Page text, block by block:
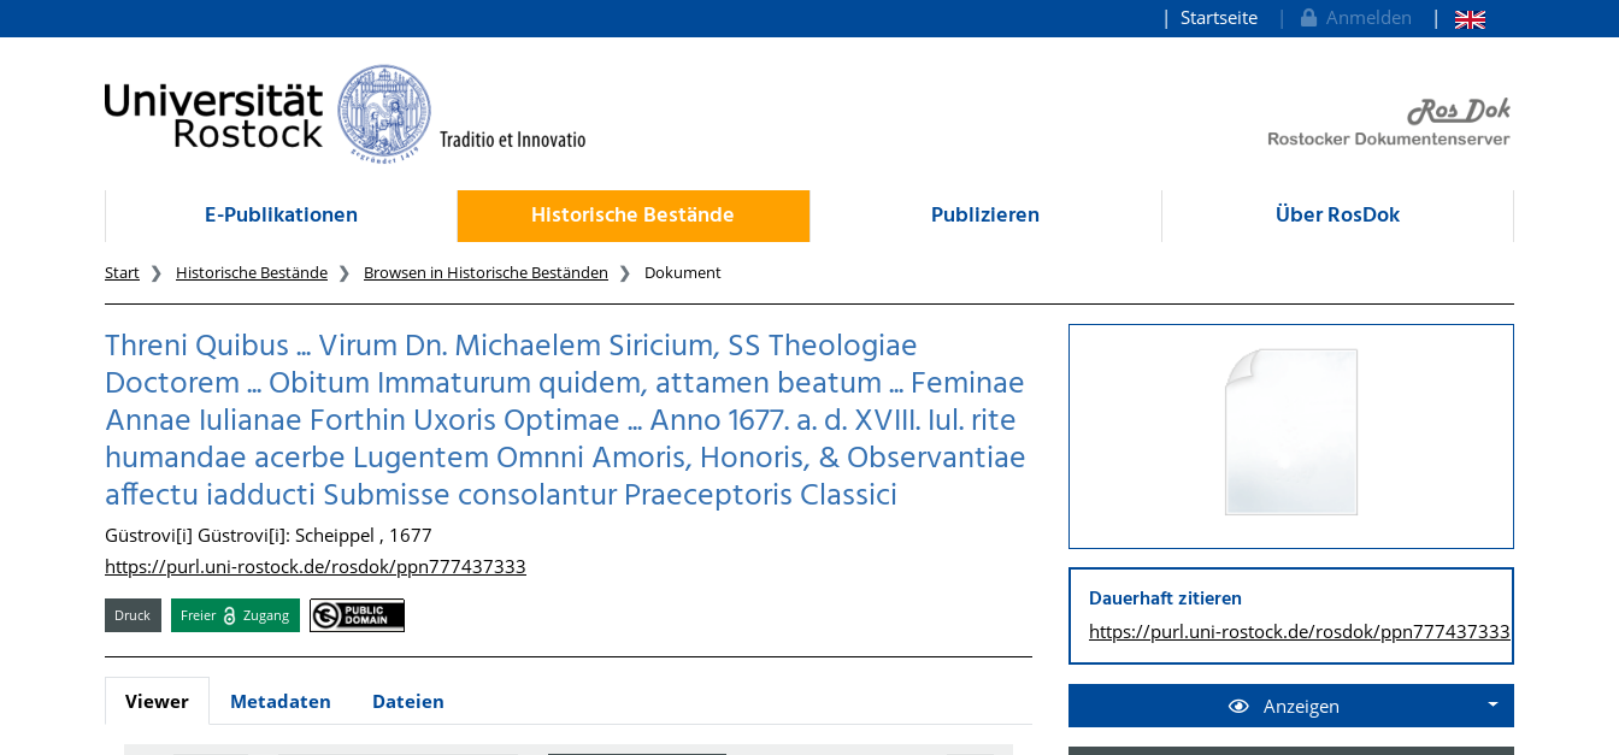
zum Inhalt
Startseite Anmelden
E-Publikationen Historische Bestände Publizieren Über RosDok
Start Historische Bestände Browsen in Historische Beständen Dokument
Threni Quibus ... Virum Dn. Michaelem Siricium, SS Theologiae
Doctorem ... Obitum Immaturum quidem, attamen beatum ... Feminae
Annae Iulianae Forthin Uxoris Optimae ... Anno 1677. a. d. XVIII. Iul. rite
humandae acerbe Lugentem Omnni Amoris, Honoris, & Observantiae
affectu iadducti Submisse consolantur Praeceptoris Classici
Güstrovi[i] Güstrovi[i]: Scheippel , 1677
https://purl.uni-rostock.de/rosdok/ppn777437333
Druck Freier Zugang
Viewer Metadaten Dateien
Dauerhaft zitieren
https://purl.uni-rostock.de/rosdok/ppn777437333
Anzeigen